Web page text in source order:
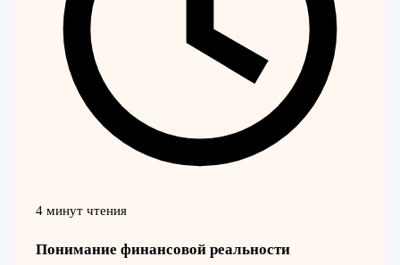
4 минут чтения
Понимание финансовой реальности